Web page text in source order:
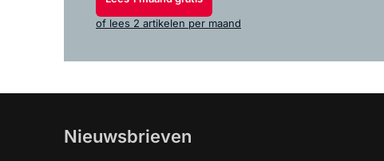
of lees 2 artikelen per maand
Nieuwsbrieven